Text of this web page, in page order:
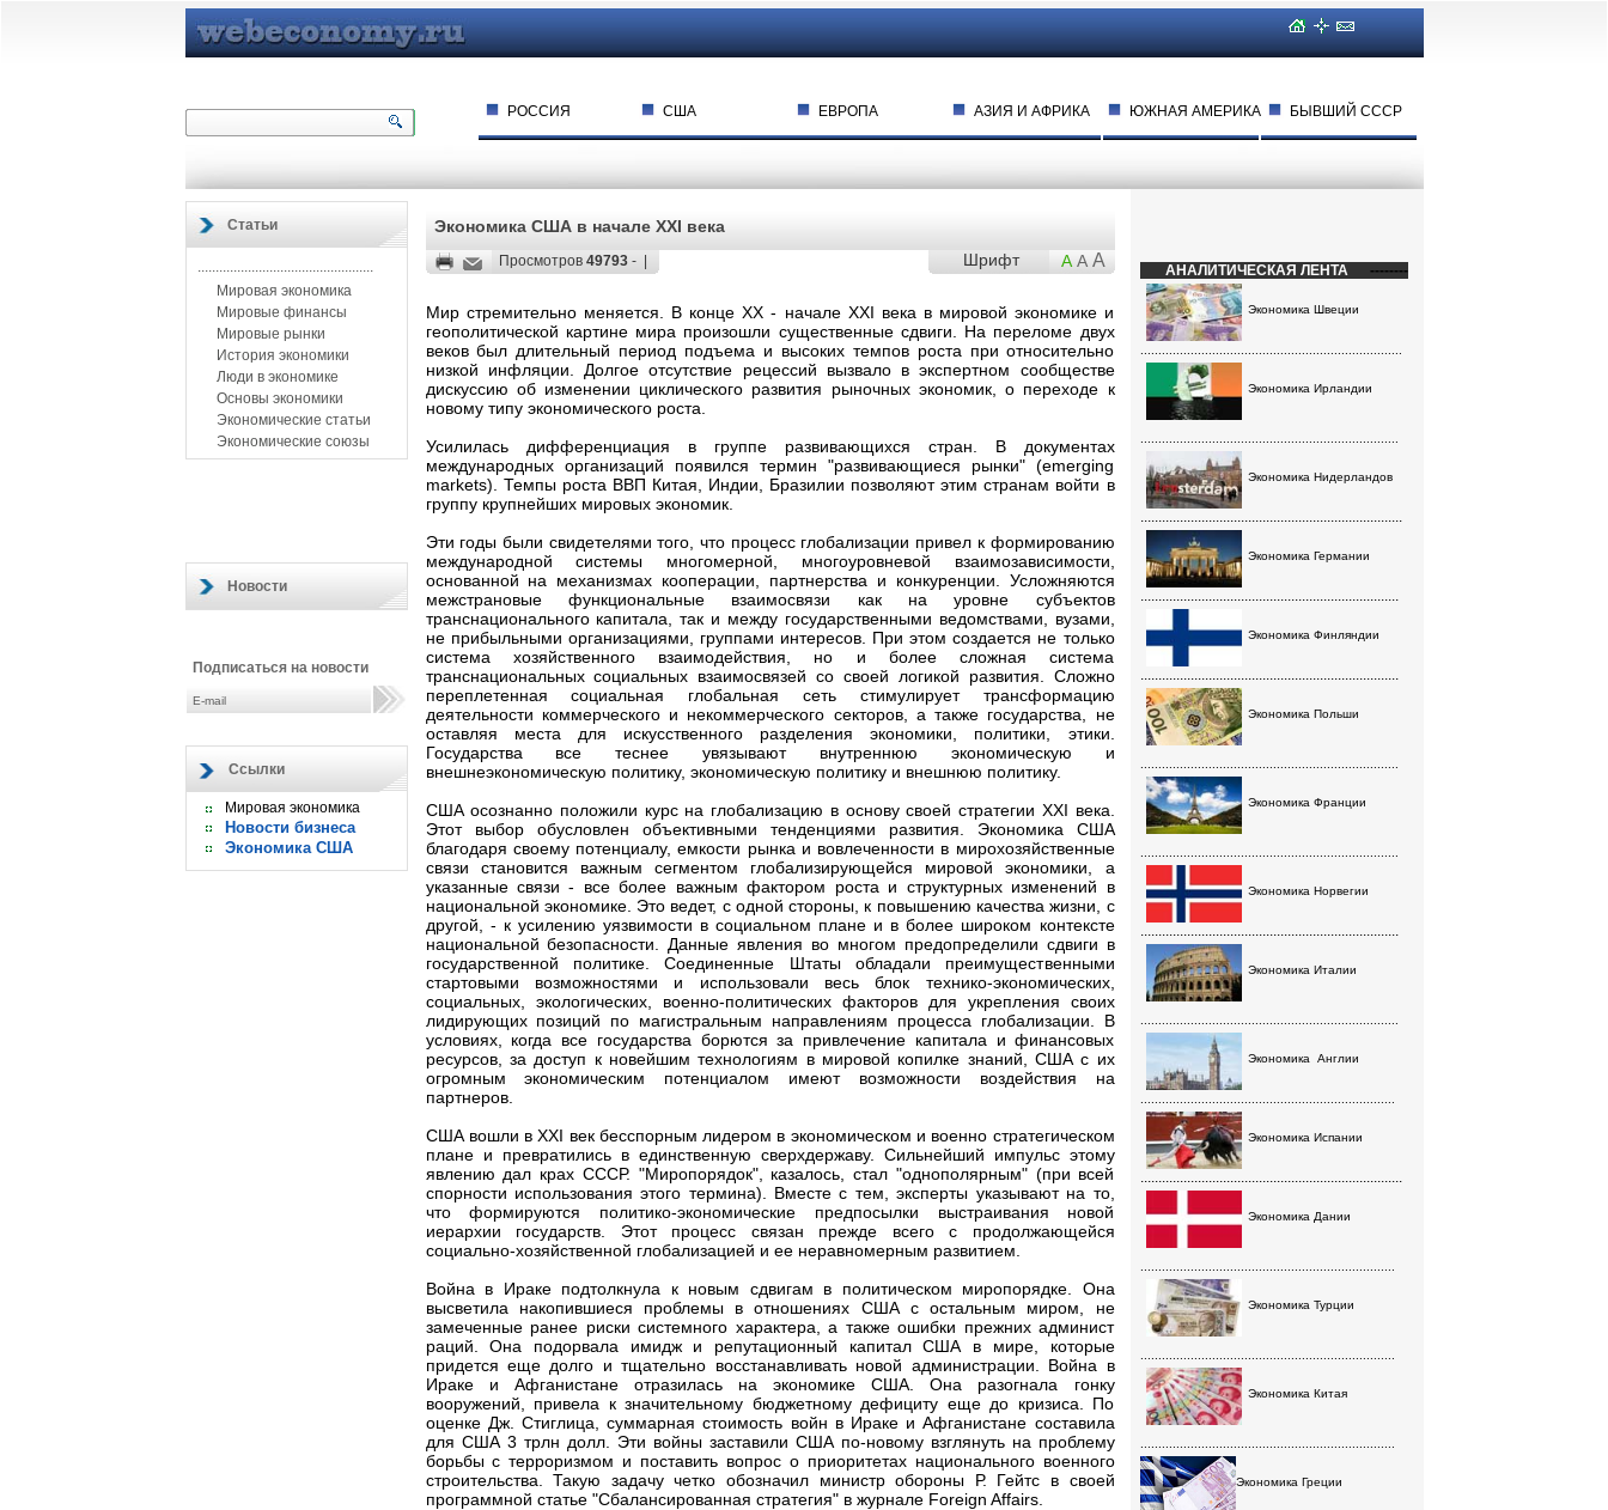
РОССИЯ США ЕВРОПА АЗИЯ И АФРИКА ЮЖНАЯ АМЕРИКА БЫВШИЙ СССР
Статьи
.................................................
Мировая экономика
Мировые финансы
Мировые рынки
История экономики
Люди в экономике
Основы экономики
Экономические статьи
Экономические союзы
Новости
Подписаться на новости
Ссылки
Мировая экономика
Новости бизнеса
Экономика США
Экономика США в начале XXI века
Просмотров 49793- | Шрифт A A A
Мир стремительно меняется. В конце XX - начале XXI века в мировой экономике и
геополитической картине мира произошли существенные сдвиги. На переломе двух
веков был длительный период подъема и высоких темпов роста при относительно
низкой инфляции. Долгое отсутствие рецессий вызвало в экспертном сообществе
дискуссию об изменении циклического развития рыночных экономик, о переходе к
новому типу экономического роста.
Усилилась дифференциация в группе развивающихся стран. В документах
международных организаций появился термин "развивающиеся рынки" (emerging
markets). Темпы роста ВВП Китая, Индии, Бразилии позволяют этим странам войти в
группу крупнейших мировых экономик.
Эти годы были свидетелями того, что процесс глобализации привел к формированию
международной системы многомерной, многоуровневой взаимозависимости,
основанной на механизмах кооперации, партнерства и конкуренции. Усложняются
межстрановые функциональные взаимосвязи как на уровне субъектов
транснационального капитала, так и между государственными ведомствами, вузами,
не прибыльными организациями, группами интересов. При этом создается не только
система хозяйственного взаимодействия, но и более сложная система
транснациональных социальных взаимосвязей со своей логикой развития. Сложно
переплетенная социальная глобальная сеть стимулирует трансформацию
деятельности коммерческого и некоммерческого секторов, а также государства, не
оставляя места для искусственного разделения экономики, политики, этики.
Государства все теснее увязывают внутреннюю экономическую и
внешнеэкономическую политику, экономическую политику и внешнюю политику.
США осознанно положили курс на глобализацию в основу своей стратегии XXI века.
Этот выбор обусловлен объективными тенденциями развития. Экономика США
благодаря своему потенциалу, емкости рынка и вовлеченности в мирохозяйственные
связи становится важным сегментом глобализирующейся мировой экономики, а
указанные связи - все более важным фактором роста и структурных изменений в
национальной экономике. Это ведет, с одной стороны, к повышению качества жизни, с
другой, - к усилению уязвимости в социальном плане и в более широком контексте
национальной безопасности. Данные явления во многом предопределили сдвиги в
государственной политике. Соединенные Штаты обладали преимущественными
стартовыми возможностями и использовали весь блок технико-экономических,
социальных, экологических, военно-политических факторов для укрепления своих
лидирующих позиций по магистральным направлениям процесса глобализации. В
условиях, когда все государства борются за привлечение капитала и финансовых
ресурсов, за доступ к новейшим технологиям в мировой копилке знаний, США с их
огромным экономическим потенциалом имеют возможности воздействия на
партнеров.
США вошли в XXI век бесспорным лидером в экономическом и военно стратегическом
плане и превратились в единственную сверхдержаву. Сильнейший импульс этому
явлению дал крах СССР. "Миропорядок", казалось, стал "однополярным" (при всей
спорности использования этого термина). Вместе с тем, эксперты указывают на то,
что формируются политико-экономические предпосылки выстраивания новой
иерархии государств. Этот процесс связан прежде всего с продолжающейся
социально-хозяйственной глобализацией и ее неравномерным развитием.
Война в Ираке подтолкнула к новым сдвигам в политическом миропорядке. Она
высветила накопившиеся проблемы в отношениях США с остальным миром, не
замеченные ранее риски системного характера, а также ошибки прежних админист
раций. Она подорвала имидж и репутационный капитал США в мире, которые
придется еще долго и тщательно восстанавливать новой администрации. Война в
Ираке и Афганистане отразилась на экономике США. Она разогнала гонку
вооружений, привела к значительному бюджетному дефициту еще до кризиса. По
оценке Дж. Стиглица, суммарная стоимость войн в Ираке и Афганистане составила
для США 3 трлн долл. Эти войны заставили США по-новому взглянуть на проблему
борьбы с терроризмом и поставить вопрос о приоритетах национального военного
строительства. Такую задачу четко обозначил министр обороны Р. Гейтс в своей
программной статье "Сбалансированная стратегия" в журнале Foreign Affairs.
АНАЛИТИЧЕСКАЯ ЛЕНТА --------
Экономика Швеции
Экономика Ирландии
Экономика Нидерландов
.........................................................................
Экономика Германии
........................................................................
Экономика Финляндии
........................................................................
Экономика Польши
Экономика Франции
Экономика Норвегии
........................................................................
Экономика Италии
Экономика Англии
Экономика Испании
.........................................................................
Экономика Дании
Экономика Турции
Экономика Китая
Экономика Греции